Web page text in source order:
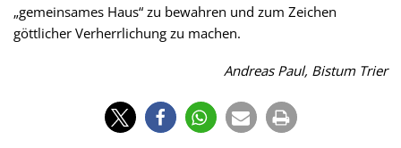
„gemeinsames Haus“ zu bewahren und zum Zeichen
göttlicher Verherrlichung zu machen.
Andreas Paul, Bistum Trier